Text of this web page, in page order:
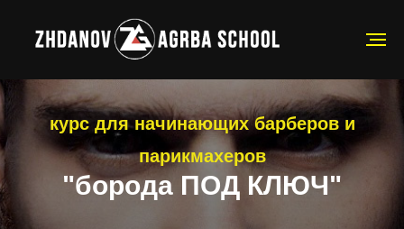
курс для начинающих барберов и
парикмахеров
"борода ПОД КЛЮЧ"